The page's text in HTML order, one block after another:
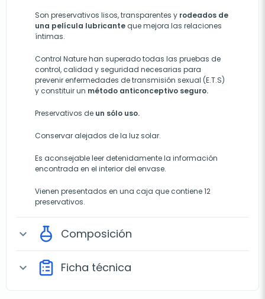
Son preservativos lisos, transparentes y rodeados de
una película lubricante que mejora las relaciones
íntimas.
Control Nature han superado todas las pruebas de
control, calidad y seguridad necesarias para
prevenir enfermedades de transmisión sexual (E.T.S)
y constituir un método anticonceptivo seguro.
Preservativos de un sólo uso.
Conservar alejados de la luz solar.
Es aconsejable leer detenidamente la información
encontrada en el interior del envase.
Vienen presentados en una caja que contiene 12
preservativos.
expand_more Composición
expand_more Ficha técnica